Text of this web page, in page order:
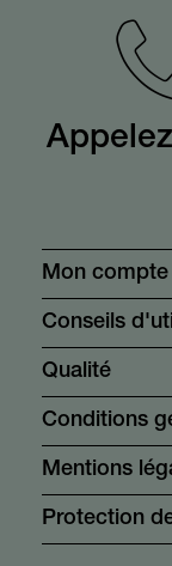
Mon compte
Conseils
Qualité
Conditions
Mentions
Protection